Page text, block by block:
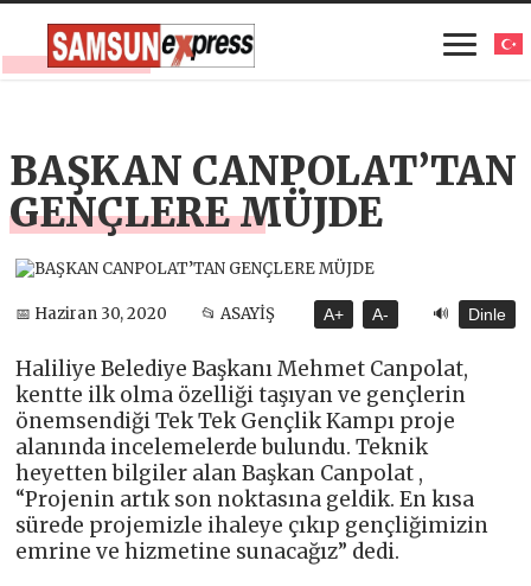
BAŞKAN CANPOLAT’TAN
GENÇLERE MÜJDE
📅 Haziran 30, 2020 📂 ASAYİŞ A+ A- 🔊 Dinle
Haliliye Belediye Başkanı Mehmet Canpolat,
kentte ilk olma özelliği taşıyan ve gençlerin
önemsendiği Tek Tek Gençlik Kampı proje
alanında incelemelerde bulundu. Teknik
heyetten bilgiler alan Başkan Canpolat ,
“Projenin artık son noktasına geldik. En kısa
sürede projemizle ihaleye çıkıp gençliğimizin
emrine ve hizmetine sunacağız” dedi.